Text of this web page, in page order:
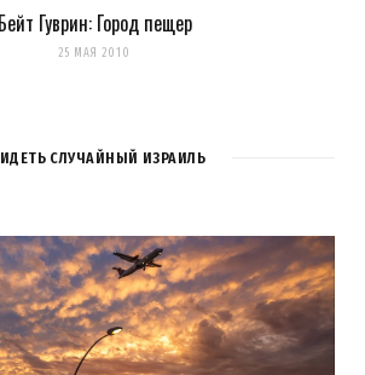
Бейт Гуврин: Город пещер
25 МАЯ 2010
СЛУЧАЙНЫЙ ИЗРАИЛЬ